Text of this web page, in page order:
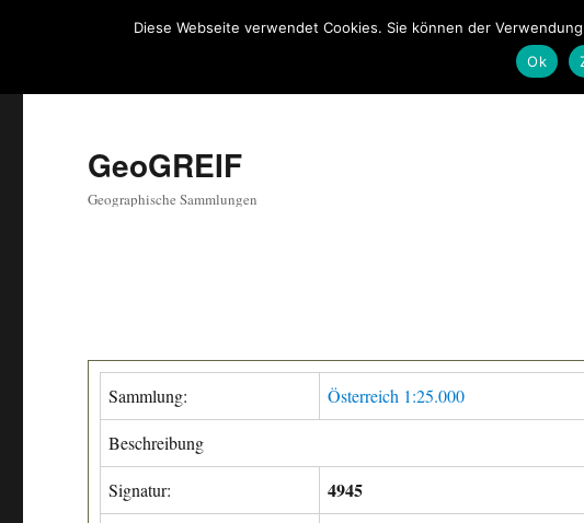
GeoGREIF
Geographische Sammlungen
Sammlung: Österreich 1:25.000
Beschreibung
Signatur: 4945
Diese Webseite verwendet Cookies. Sie können der
Ok